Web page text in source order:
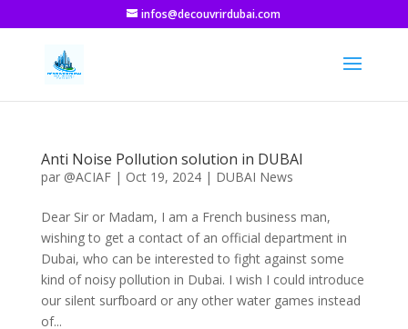
infos@decouvrirdubai.com
Anti Noise Pollution solution in DUBAI
par @ACIAF| Oct 19, 2024| DUBAI News
Dear Sir or Madam, I am a French business man,
wishing to get a contact of an official department in
Dubai, who can be interested to fight against some
kind of noisy pollution in Dubai. I wish I could introduce
our silent surfboard or any other water games instead
of...